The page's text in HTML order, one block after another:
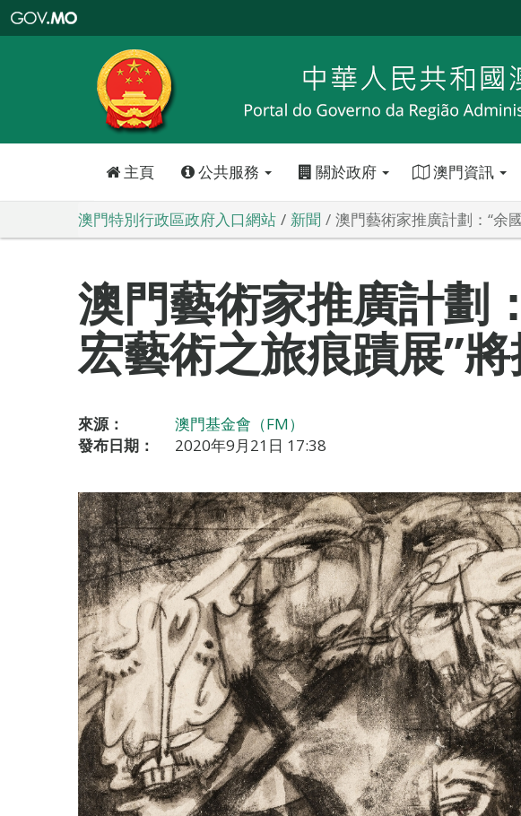
特
政
區
政
口
主頁 公共服務 關於政府 澳門資訊
澳門特別行政區政府入口網站 新聞 澳門藝術家推廣計劃：“余
澳門藝術家推廣計劃
宏藝術之旅痕蹟展”
來源：
澳門基金會（FM）
發布日期：
2020年9月21日 17:38